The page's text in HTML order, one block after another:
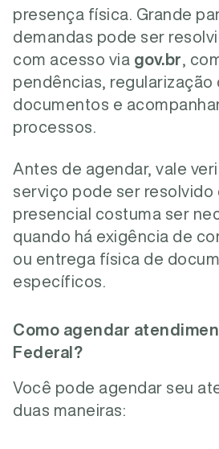
presença física. Grande
demandas pode ser
com acesso via gov.br ,
pendências, regularização
documentos e
processos.
Antes de agendar, vale
serviço pode ser resolvido
presencial costuma ser
quando há exigência de
ou entrega física de
específicos.
Como agendar
Federal?
Você pode agendar seu
duas maneiras: